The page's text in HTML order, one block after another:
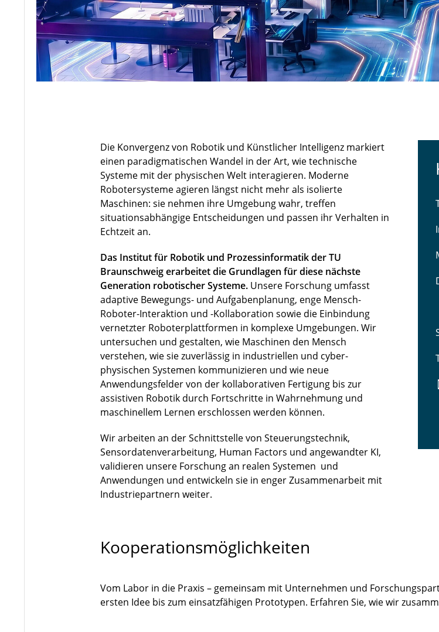
Die Konvergenz von Robotik und Künstlicher Intelligenz markiert
einen paradigmatischen Wandel in der Art, wie technische
Systeme mit der physischen Welt interagieren. Moderne
Robotersysteme agieren längst nicht mehr als isolierte
Maschinen: sie nehmen ihre Umgebung wahr, treffen
situationsabhängige Entscheidungen und passen ihr Verhalten in
Echtzeit an.
Das Institut für Robotik und Prozessinformatik der TU
Braunschweig erarbeitet die Grundlagen für diese nächste
Generation robotischer Systeme.Unsere Forschung umfasst
adaptive Bewegungs- und Aufgabenplanung, enge Mensch-
Roboter-Interaktion und -Kollaboration sowie die Einbindung
vernetzter Roboterplattformen in komplexe Umgebungen. Wir
untersuchen und gestalten, wie Maschinen den Mensch
verstehen, wie sie zuverlässig in industriellen und cyber-
physischen Systemen kommunizieren und wie neue
Anwendungsfelder von der kollaborativen Fertigung bis zur
assistiven Robotik durch Fortschritte in Wahrnehmung und
maschinellem Lernen erschlossen werden können.
Wir arbeiten an der Schnittstelle von Steuerungstechnik,
Sensordatenverarbeitung, Human Factors und angewandter KI,
validieren unsere Forschung an realen Systemen und
Anwendungen und entwickeln sie in enger Zusammenarbeit mit
Industriepartnern weiter.
Kooperationsmöglichkeiten
Vom Labor in die Praxis – gemeinsam mit Unternehmen und
ersten Idee bis zum einsatzfähigen Prototypen. Erfahren Sie, wie wir